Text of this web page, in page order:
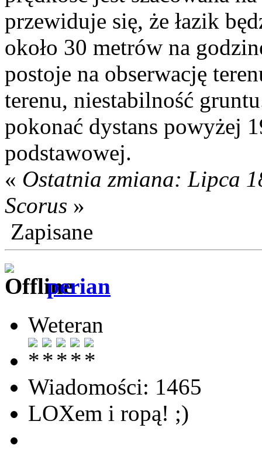
przewiduje się, że łazik
około 30 metrów na
postoje na obserwację
terenu, niestabilność
pokonać dystans powyżej
podstawowej.
« Ostatnia zmiana: Lipca
Scorus »
Zapisane
perian
Weteran
Wiadomości: 1465
LOXem i ropą! ;)